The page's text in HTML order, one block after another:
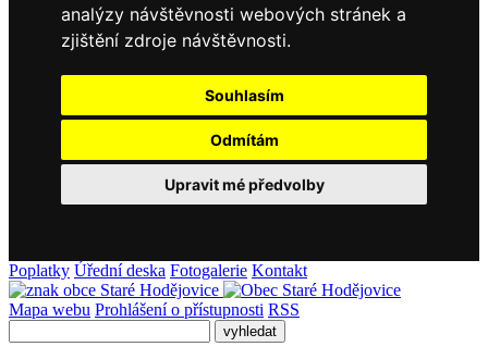
analýzy návštěvnosti webových stránek a
zjištění zdroje návštěvnosti.
Souhlasím
Odmítám
Upravit mé předvolby
Poplatky Úřední deska Fotogalerie Kontakt
Mapa webu Prohlášení o přístupnosti RSS